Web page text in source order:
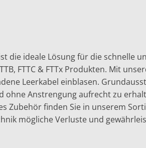
die ideale Lösung für die schnelle
FTTC & FTTx Produkten. Mit
Leerkabel einblasen.
ohne Anstrengung aufrecht zu
Zubehör finden Sie in unserem
mögliche Verluste und